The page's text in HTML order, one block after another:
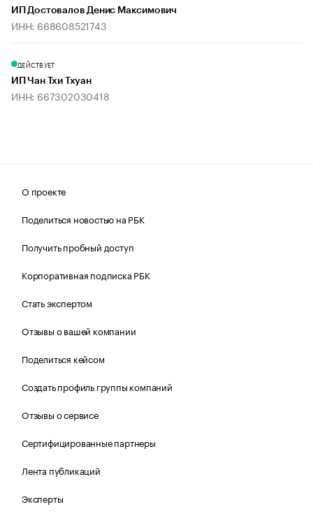
ИП Достовалов Денис Максимович
ИНН: 668608521743
ДЕЙСТВУЕТ
ИП Чан Тхи Тхуан
ИНН: 667302030418
О проекте
Поделиться новостью на РБК
Получить пробный доступ
Корпоративная подписка РБК
Стать экспертом
Отзывы о вашей компании
Поделиться кейсом
Создать профиль группы компаний
Отзывы о сервисе
Сертифицированные партнеры
Лента публикаций
Эксперты